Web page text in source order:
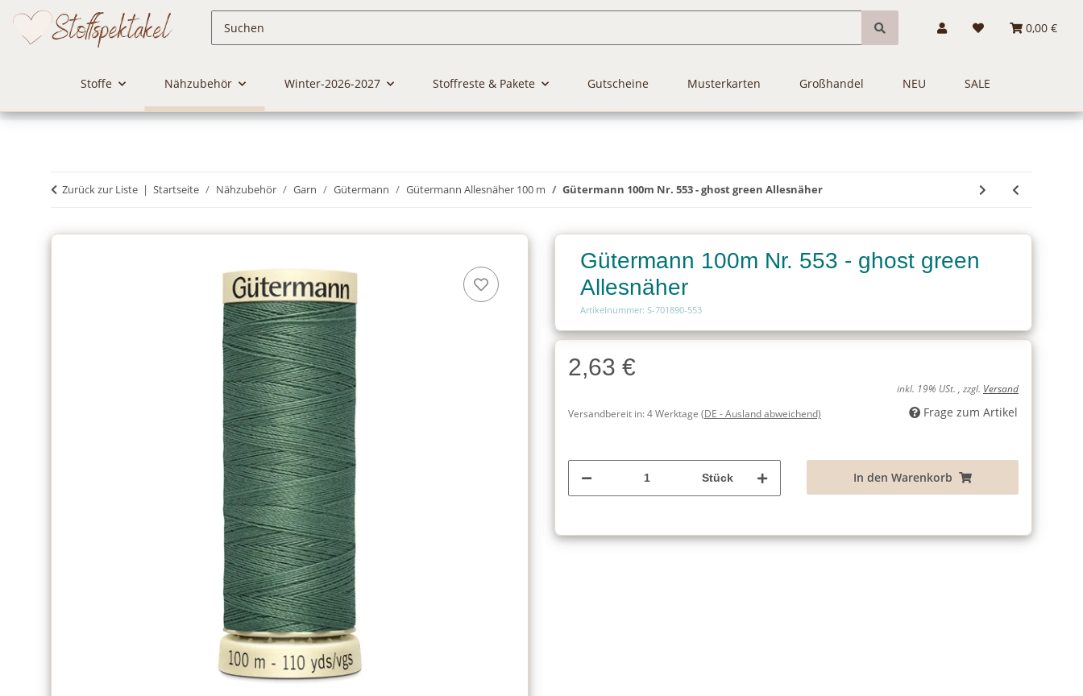
0,00 €
Stoffe Nähzubehör Winter-2026-2027 Stoffreste & Pakete Gutscheine Musterkarten Großhandel NEU SALE
Zurück zur Liste Startseite Nähzubehör Garn Gütermann Gütermann Allesnäher 100 m Gütermann 100m Nr. 553 - ghost green Allesnäher
Gütermann 100m Nr. 553 - ghost green
Allesnäher
Artikelnummer: S-701890-553
2,63 €
inkl. 19% USt. , zzgl. Versand
Versandbereit in:4 Werktage (DE - Ausland abweichend) Frage zum Artikel
Stück In den Warenkorb